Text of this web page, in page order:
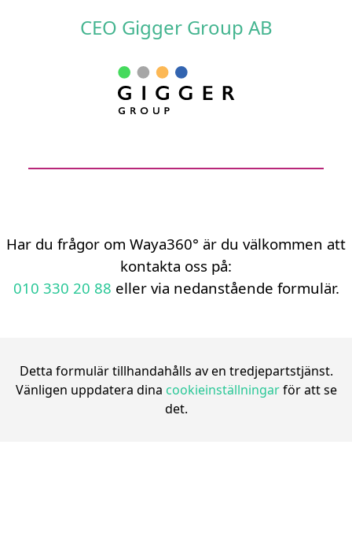
CEO Gigger Group AB
Har du frågor om Waya360° är du välkommen att
kontakta oss på:
010 330 20 88 eller via nedanstående formulär.
Detta formulär tillhandahålls av en tredjepartstjänst.
Vänligen uppdatera dina cookieinställningarför att se
det.